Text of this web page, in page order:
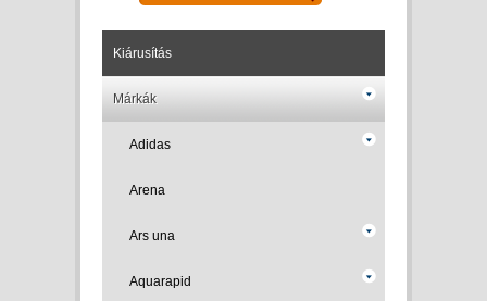
Kiárusítás
Márkák
Adidas
Arena
Ars una
Aquarapid